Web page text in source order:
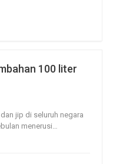
100 liter
jip di seluruh negara
menerusi